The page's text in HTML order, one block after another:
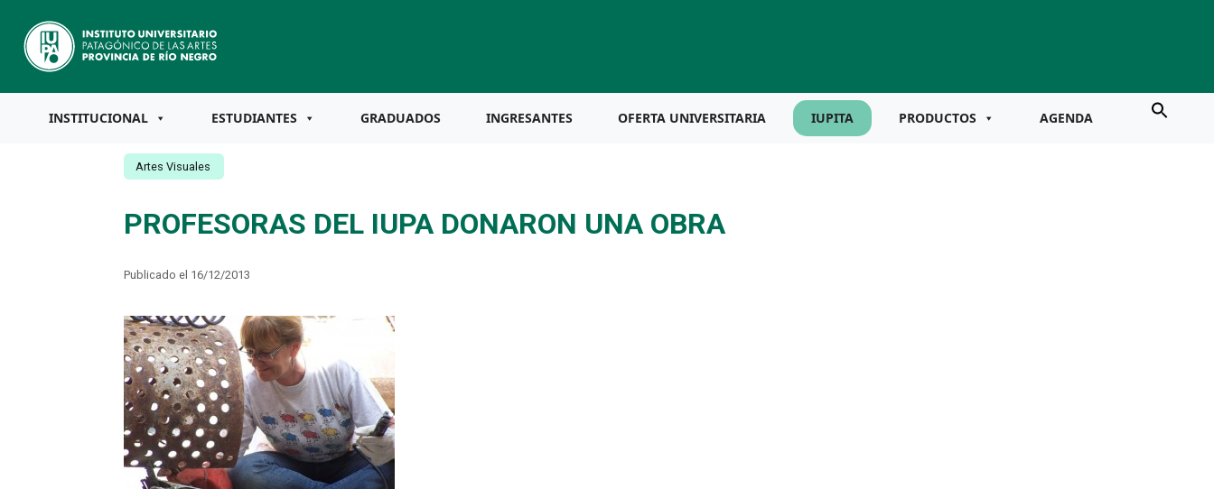
INSTITUCIONAL ESTUDIANTES GRADUADOS INGRESANTES OFERTA UNIVERSITARIA IUPITA PRODUCTOS AGENDA
Artes Visuales
PROFESORAS DEL IUPA DONARON UNA OBRA
Publicado el 16/12/2013